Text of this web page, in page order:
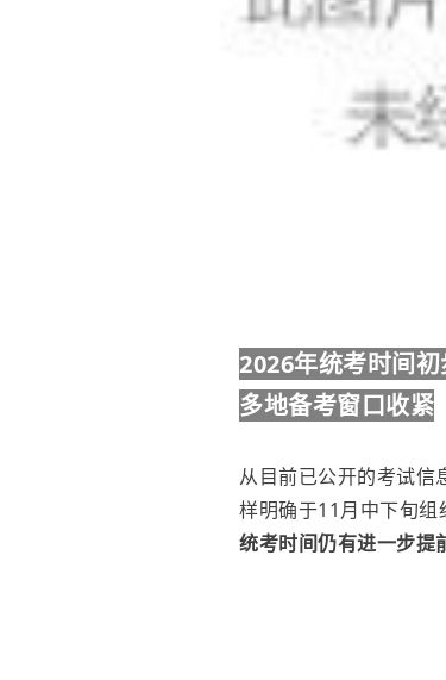
2026年统考时间初
多地备考窗口收紧
从目前已公开的考试信
样明确于11月中下旬组
统考时间仍有进一步提